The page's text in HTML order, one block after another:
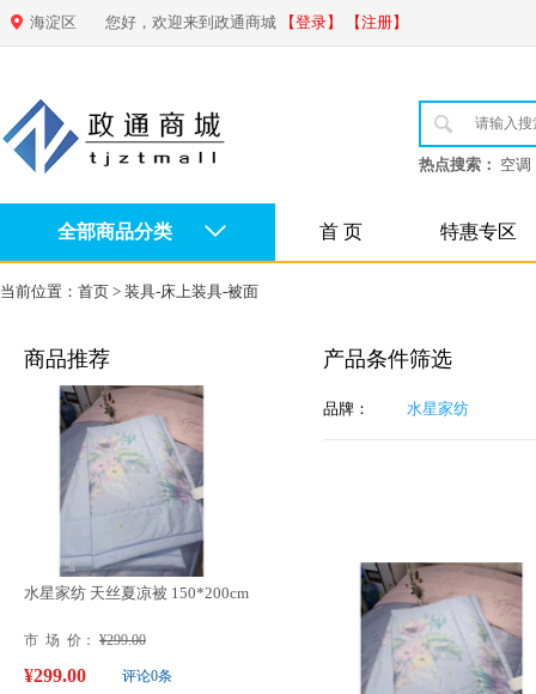
海淀区 您好，欢迎来到政通商城 【登录】 【注册】
热点搜索： 空调
全部商品分类 首 页 特惠专区
当前位置： 首页 > 装具-床上装具-被面
商品推荐
水星家纺 天丝夏凉被 150*200cm
市 场 价： ¥299.00
评论0条
¥299.00
产品条件筛选
品牌： 水星家纺